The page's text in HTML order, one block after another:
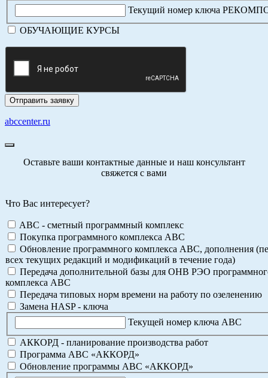
Текущий номер ключа
ОБУЧАЮЩИЕ КУРСЫ
abccenter.ru
Оставьте ваши контактные данные и наш консультант
свяжется с вами
Что Вас интересует?
ABC - сметный программный комплекс
Покупка программного комплекса АВС
Обновление программного комплекса АВС, дополнения
всех текущих редакций и модификаций в течение года)
Передача дополнительной базы для ОНВ РЭО
комплекса АВС
Передача типовых норм времени на работу по озеленению
Замена HASP - ключа
Текущей номер ключа АВС
АККОРД - планирование производства работ
Программа АВС «АККОРД»
Обновление программы АВС «АККОРД»